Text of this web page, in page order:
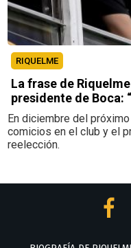
RIQUELME
La frase de
presidente de Boca:
En diciembre del
comicios en el club y el
reelección.